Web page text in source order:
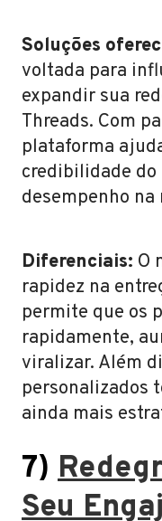
Soluções
voltada para
expandir sua
Threads. Com
plataforma
credibilidade
desempenho na
Diferenciais: O
rapidez na
permite que os
rapidamente,
viralizar. Além
personalizados
ainda mais
7)
Seu